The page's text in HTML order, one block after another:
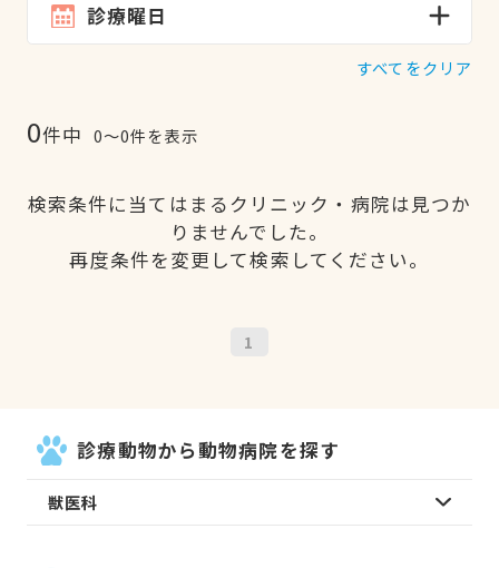
診療曜日
すべてをクリア
0件中 0〜0件を表示
検索条件に当てはまるクリニック・病院は見つか
りませんでした。
再度条件を変更して検索してください。
1
診療動物から動物病院を探す
獣医科